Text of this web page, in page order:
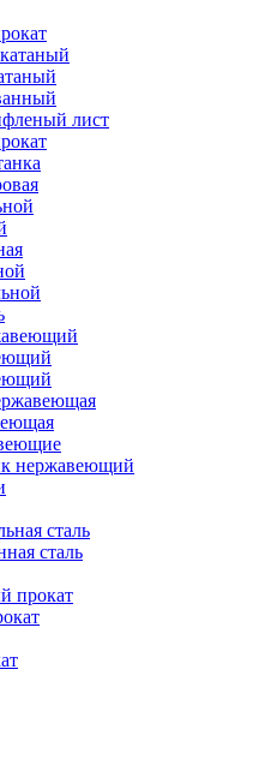
лист
нержавеющий
сталь
сталь
прокат